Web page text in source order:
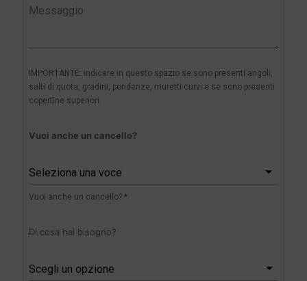
IMPORTANTE: indicare in questo spazio se sono presenti angoli,
salti di quota, gradini, pendenze, muretti curvi e se sono presenti
copertine superiori.
Vuoi anche un cancello?
Seleziona una voce
Vuoi anche un cancello? *
Di cosa hai bisogno?
Scegli un opzione